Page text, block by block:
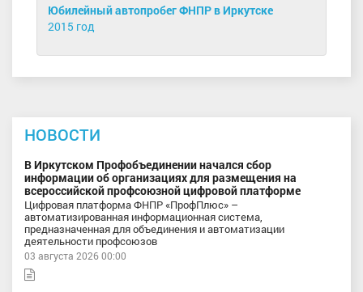
Юбилейный автопробег ФНПР в Иркутске
2015 год
НОВОСТИ
В Иркутском Профобъединении начался сбор
информации об организациях для размещения на
всероссийской профсоюзной цифровой платформе
Цифровая платформа ФНПР «ПрофПлюс» –
автоматизированная информационная система,
предназначенная для объединения и автоматизации
деятельности профсоюзов
03 августа 2026 00:00